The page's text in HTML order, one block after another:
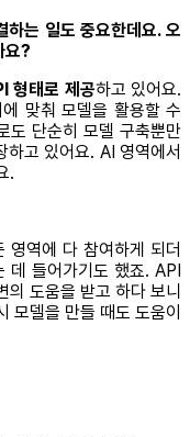
하는 일도 중요한데요. 오
요?
형태로 제공하고 있어요.
맞춰 모델을 활용할 수
도 단순히 모델 구축뿐만
고 있어요. AI 영역에서
.
영역에 다 참여하게 되더
데 들어가기도 했죠. API
의 도움을 받고 하다 보니
모델을 만들 때도 도움이